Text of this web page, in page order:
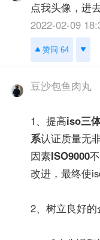
点我头像，进
2022-02-09
赞同 64
豆沙包鱼肉丸
1、提高iso三
系认证质量无
因素ISO9000
改进，最终使
2、树立良好